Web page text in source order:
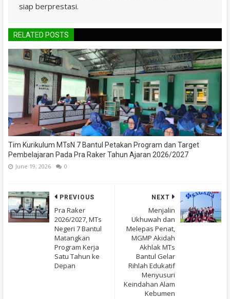
siap berprestasi.
RELATED POSTS
Tim Kurikulum MTsN 7 Bantul Petakan Program dan Target
Pembelajaran Pada Pra Raker Tahun Ajaran 2026/2027
June 19, 2026 0
NEXT
Menjalin
Ukhuwah dan
Melepas Penat,
MGMP Akidah
Akhlak MTs
Bantul Gelar
Rihlah Edukatif
Menyusuri
Keindahan Alam
Kebumen
PREVIOUS
Pra Raker
2026/2027, MTs
Negeri 7 Bantul
Matangkan
Program Kerja
Satu Tahun ke
Depan